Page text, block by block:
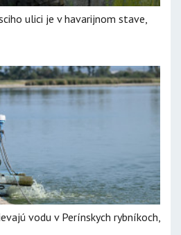
ulici je v havarijnom stave,
vodu v Perínskych rybníkoch,